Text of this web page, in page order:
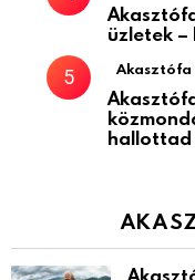
üzletek –
Akasztófa
hallottad